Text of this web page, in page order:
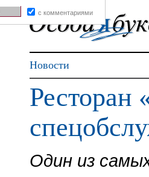
Новости
Ресторан
Один из
с комментариями